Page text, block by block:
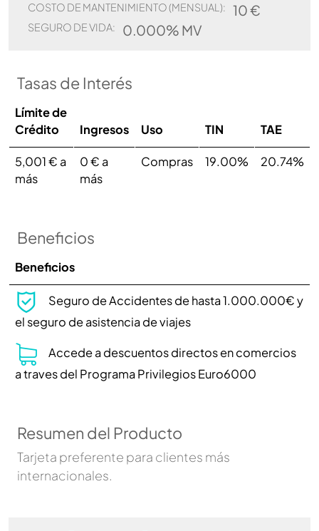
COSTO DE MANTENIMIENTO (MENSUAL): 10 €
SEGURO DE VIDA: 0.000% MV
Tasas de Interés
Límite de
Crédito
Ingresos Uso TIN TAE
5,001 € a
más
0 € a
más
Compras 19.00% 20.74%
Beneficios
Beneficios
Seguro de Accidentes de hasta 1.000.000€ y
el seguro de asistencia de viajes
Accede a descuentos directos en comercios
a traves del Programa Privilegios Euro6000
Resumen del Producto
Tarjeta preferente para clientes más
internacionales.